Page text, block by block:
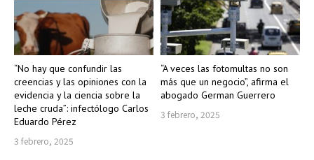
“No hay que confundir las
creencias y las opiniones con la
evidencia y la ciencia sobre la
leche cruda”: infectólogo Carlos
Eduardo Pérez
3 febrero, 2025
“A veces las fotomultas no son
más que un negocio”, afirma el
abogado German Guerrero
3 febrero, 2025